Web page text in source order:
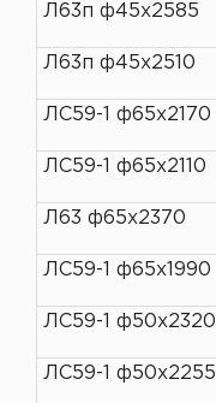
Л63п ф45х2585
Л63п ф45х2510
ЛС59-1 ф65х2170
ЛС59-1 ф65х2110
Л63 ф65х2370
ЛС59-1 ф65х1990
ЛС59-1 ф50х2320
ЛС59-1 ф50х2255